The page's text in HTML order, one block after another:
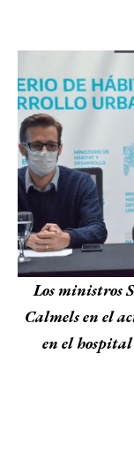
Los ministros
Calmels en el
en el